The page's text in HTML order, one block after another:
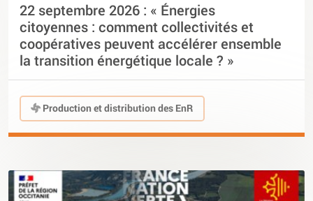
22 septembre 2026 : « Énergies
citoyennes : comment collectivités et
coopératives peuvent accélérer ensemble
la transition énergétique locale ? »
Production et distribution des EnR